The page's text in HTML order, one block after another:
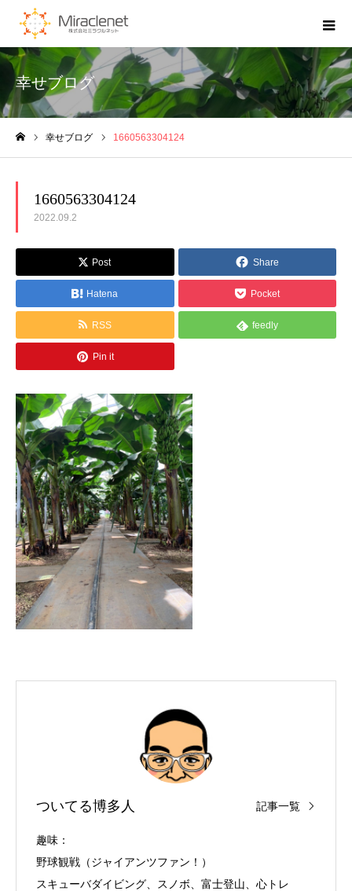
幸せブログ
幸せブログ 1660563304124
1660563304124
2022.09.2
Post Share
Hatena Pocket
RSS feedly
Pin it
ついてる博多人 記事一覧
趣味：
野球観戦（ジャイアンツファン！）
スキューバダイビング、スノボ、富士登山、心トレ